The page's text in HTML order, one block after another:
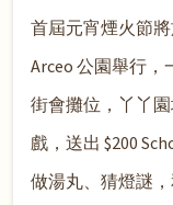
首屆元宵煙火節
Arceo 公園舉行
街會攤位，丫丫
戲，送出 $200
做湯丸、猜燈謎